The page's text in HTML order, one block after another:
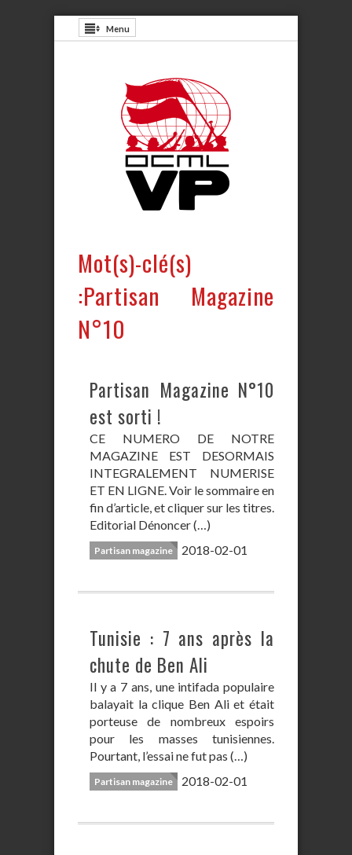
Menu
Mot(s)-clé(s)
:Partisan Magazine
N°10
Partisan Magazine N°10
est sorti !
CE NUMERO DE NOTRE
MAGAZINE EST DESORMAIS
INTEGRALEMENT NUMERISE
ET EN LIGNE. Voir le sommaire en
fin d’article, et cliquer sur les titres.
Editorial Dénoncer (…)
Partisan magazine 2018-02-01
Tunisie : 7 ans après la
chute de Ben Ali
Il y a 7 ans, une intifada populaire
balayait la clique Ben Ali et était
porteuse de nombreux espoirs
pour les masses tunisiennes.
Pourtant, l’essai ne fut pas (…)
Partisan magazine 2018-02-01